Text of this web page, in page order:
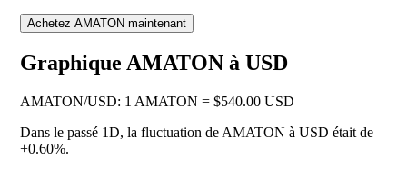
Achetez AMATON maintenant
Graphique AMATON à USD
AMATON/USD: 1 AMATON = $540.00 USD
Dans le passé 1D, la fluctuation de AMATON à USD était de
+0.60%.